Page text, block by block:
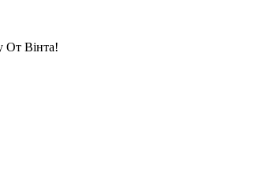
От Вінта!